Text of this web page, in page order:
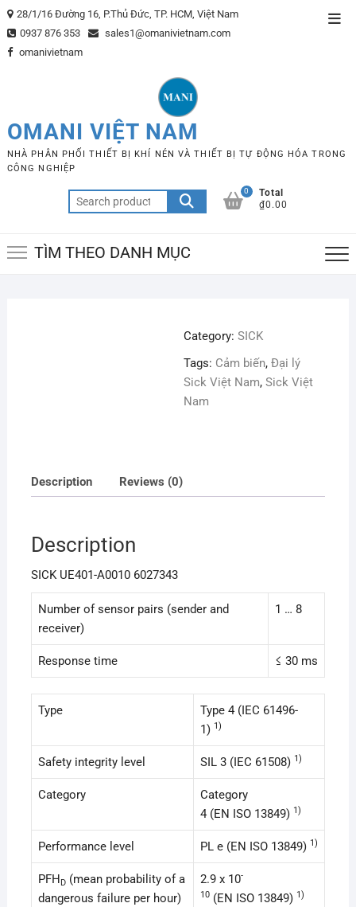
Skip
to
content
28/1/16 Đường 16, P.Thủ Đức, TP. HCM, Việt Nam
0937 876 353
sales1@omanivietnam.com
omanivietnam
OMANI VIỆT NAM
NHÀ PHÂN PHỐI THIẾT BỊ KHÍ NÉN VÀ THIẾT BỊ TỰ ĐỘNG HÓA TRONG
CÔNG NGHIỆP
Search
for:
0
Total
₫0.00
TÌM THEO DANH MỤC
Category:SICK
Tags: Cảm biến,Đại lý
Sick Việt Nam,Sick Việt
Nam
Description Reviews (0)
Description
SICK UE401-A0010 6027343
Number of sensor pairs (sender and
receiver)
1 … 8
Response time ≤ 30 ms
Type
Type 4 (IEC 61496-
1) 1)
Safety integrity level SIL 3 (IEC 61508) 1)
Category
Category
4 (EN ISO 13849) 1)
Performance level PL e (EN ISO 13849) 1)
PFH D(mean probability of a
dangerous failure per hour)
2.9 x 10-
10(EN ISO 13849) 1)